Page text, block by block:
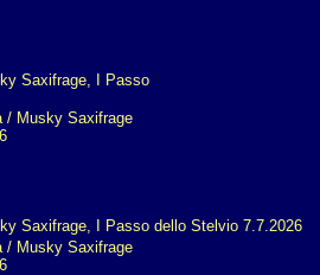
/ Musky Saxifrage
/ Musky Saxifrage